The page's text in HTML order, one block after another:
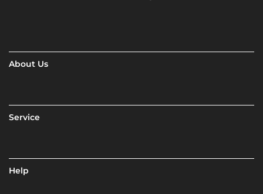
About Us
Service
Help